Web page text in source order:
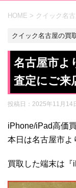
HOME > クイック名
クイック名古屋の買
名古屋市よ
査定にご来
投稿日： 2025年11月14
iPhone/iPad高価
本日は名古屋市よ
買取した端末は『